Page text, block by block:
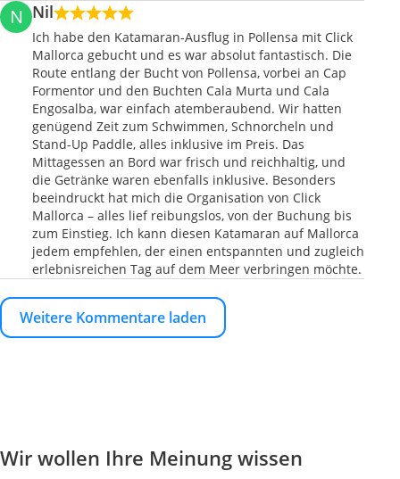
N Nil
Ich habe den Katamaran-Ausflug in Pollensa mit Click
Mallorca gebucht und es war absolut fantastisch. Die
Route entlang der Bucht von Pollensa, vorbei an Cap
Formentor und den Buchten Cala Murta und Cala
Engosalba, war einfach atemberaubend. Wir hatten
genügend Zeit zum Schwimmen, Schnorcheln und
Stand-Up Paddle, alles inklusive im Preis. Das
Mittagessen an Bord war frisch und reichhaltig, und
die Getränke waren ebenfalls inklusive. Besonders
beeindruckt hat mich die Organisation von Click
Mallorca – alles lief reibungslos, von der Buchung bis
zum Einstieg. Ich kann diesen Katamaran auf Mallorca
jedem empfehlen, der einen entspannten und zugleich
erlebnisreichen Tag auf dem Meer verbringen möchte.
Weitere Kommentare laden
Wir wollen Ihre Meinung wissen